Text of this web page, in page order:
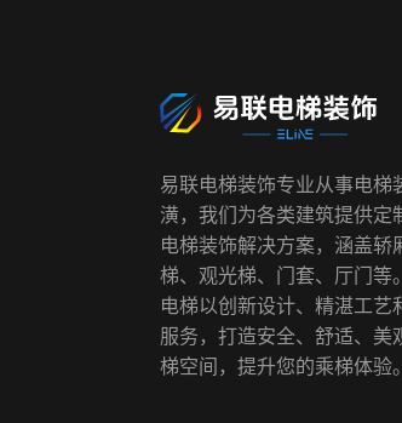
易联电梯装饰专业从事电梯
潢，我们为各类建筑提供定
电梯装饰解决方案，涵盖轿
梯、观光梯、门套、厅门等
电梯以创新设计、精湛工艺
服务，打造安全、舒适、美
梯空间，提升您的乘梯体验。